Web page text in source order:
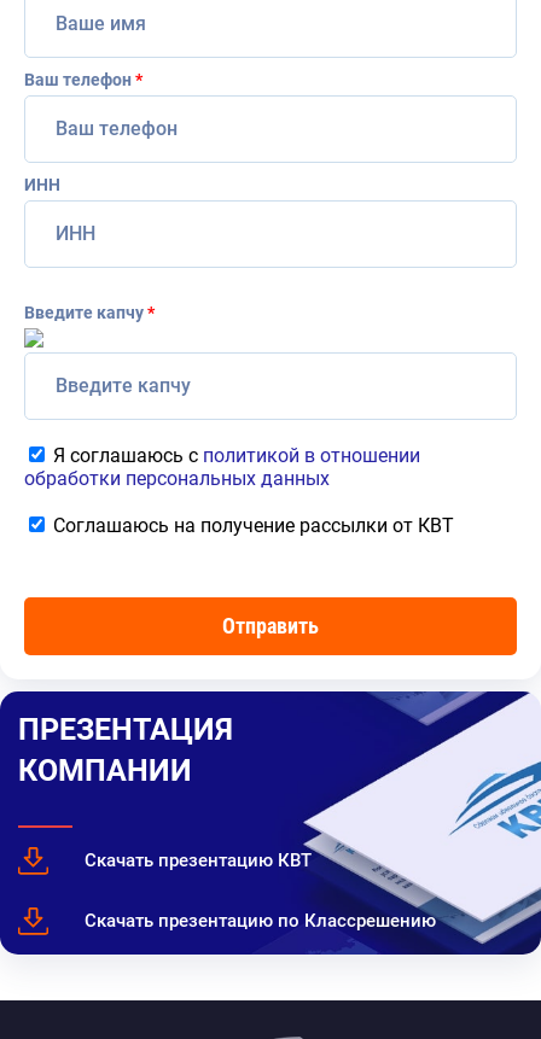
Ваш телефон*
ИНН
Введите капчу*
Я соглашаюсь с политикой в отношении
обработки персональных данных
Соглашаюсь на получение рассылки от КВТ
ПРЕЗЕНТАЦИЯ
КОМПАНИИ
Скачать презентацию КВТ
Скачать презентацию по Классрешению